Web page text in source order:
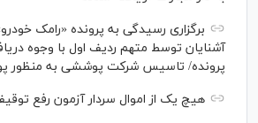
برگزاری رسیدگی به پرونده «رامک
آشنایان توسط متهم ردیف اول با وجوه
پرونده/ تاسیس شرکت پوششی به منظور
هیچ یک از اموال سردار آزمون رفع